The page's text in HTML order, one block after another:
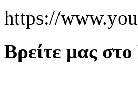
https://
Βρείτε μας